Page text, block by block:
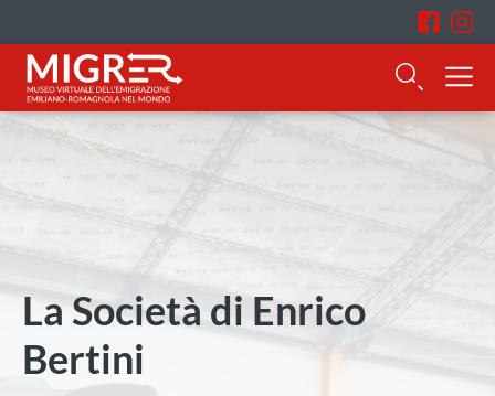
La Società di Enrico
Bertini